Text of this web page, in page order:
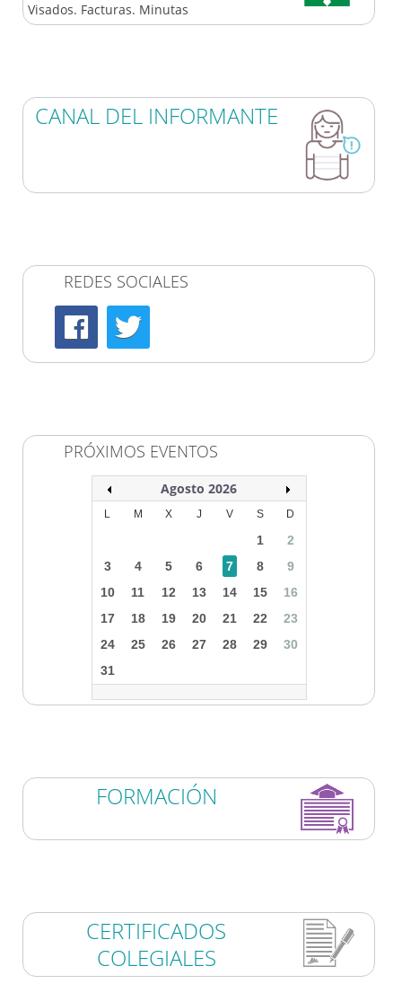
Visados. Facturas. Minutas
CANAL DEL INFORMANTE
REDES SOCIALES
PRÓXIMOS EVENTOS
Agosto 2026
L M X J V S D
1
2
3
4 5 6 7 8
9
10
11 12 13 14 15
16
17
18 19 20 21 22
23
24
25 26 27 28 29
30
31
FORMACIÓN
CERTIFICADOS
COLEGIALES